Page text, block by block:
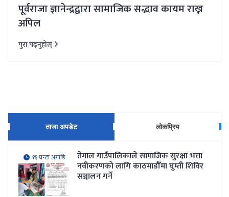
पूर्वराजा ज्ञानेन्द्रद्वारा सामाजिक सद्भाव कायम राख्न
अपिल
पुरा पढ्नुहोस्
ताजा अपडेट लोकप्रिय
११ घन्टा अगाडि तेमाल गाउँपालिकाले सामाजिक सुरक्षा भत्ता
नवीकरणकाे लागि काठमाडौँमा घुम्ती शिविर
सञ्चालन गर्ने